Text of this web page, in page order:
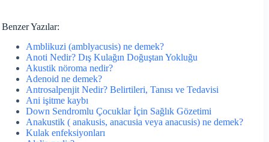
Benzer Yazılar:
Amblikuzi (amblyacusis) ne demek?
Anoti Nedir? Dış Kulağın Doğuştan Yokluğu
Akustik nöroma nedir?
Adenoid ne demek?
Antrosalpenjit Nedir? Belirtileri, Tanısı ve Tedavisi
Ani işitme kaybı
Down Sendromlu Çocuklar İçin Sağlık Gözetimi
Anakustik ( anakusis, anacusia veya anacusis) ne demek?
Kulak enfeksiyonları